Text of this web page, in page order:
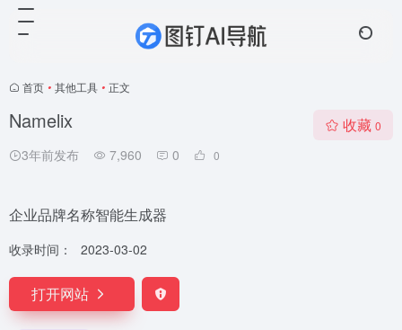
首页 • 其他工具 • 正文
Namelix
3年前发布 7,960 0 0
收藏 0
企业品牌名称智能生成器
收录时间： 2023-03-02
打开网站